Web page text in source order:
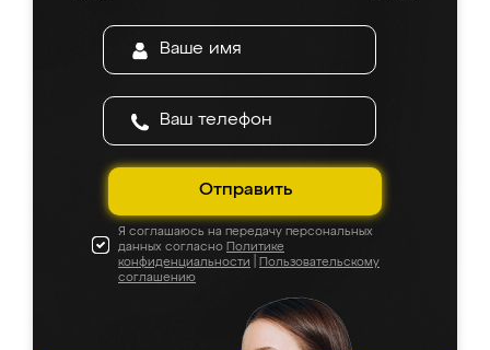
Отправить
Я соглашаюсь на передачу персональных
данных согласно Политике
конфиденциальности
Пользовательскому
соглашению